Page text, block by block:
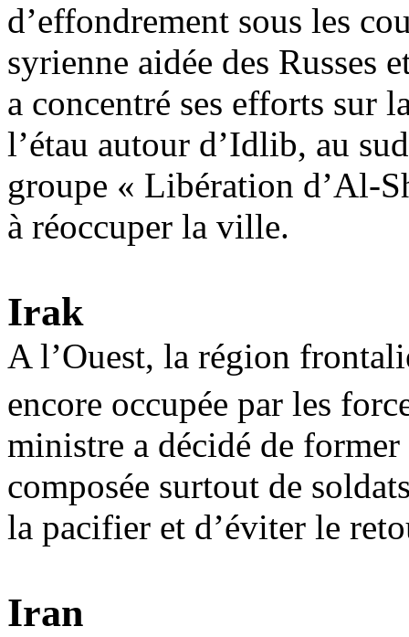
d’effondrement sous les
syrienne aidée des Russes
a concentré ses efforts sur
l’étau autour d’Idlib, au
groupe « Libération d’Al-
à réoccuper la ville.
Irak
A l’Ouest, la région
encore occupée par les
ministre a décidé de
composée surtout de
la pacifier et d’éviter le
Iran